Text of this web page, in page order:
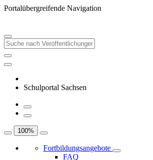
Portalübergreifende Navigation
Schulportal Sachsen
100%
Fortbildungsangebote
FAQ